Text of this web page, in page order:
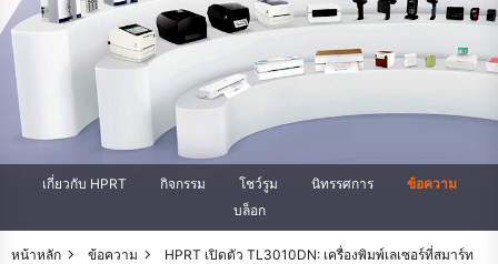
เกี่ยวกับ HPRT กิจกรรม โชว์รูม นิทรรศการ
ข้อความ
บล็อก
หน้าหลัก ข้อความ
HPRT เปิดตัว TL3010DN: เครื่องพิมพ์เลเซอร์ที่สมาร์ท